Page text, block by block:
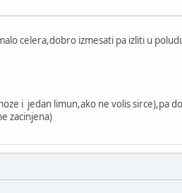
celera,dobro izmesati pa izliti u
i jedan limun,ako ne volis sirce),pa
zacinjena)